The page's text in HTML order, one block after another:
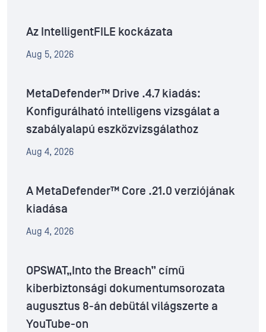
Az IntelligentFILE kockázata
Aug 5, 2026
MetaDefender™ Drive .4.7 kiadás:
Konfigurálható intelligens vizsgálat a
szabályalapú eszközvizsgálathoz
Aug 4, 2026
A MetaDefender™ Core .21.0 verziójának
kiadása
Aug 4, 2026
OPSWAT„Into the Breach” című
kiberbiztonsági dokumentumsorozata
augusztus 8-án debütál világszerte a
YouTube-on